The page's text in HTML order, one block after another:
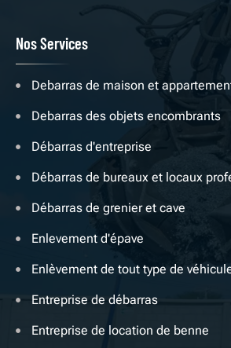
Nos Services
Debarras de maison et
Debarras des objets encombrants
Débarras d'entreprise
Débarras de bureaux et locaux
Débarras de grenier et cave
Enlevement d'épave
Enlèvement de tout type de
Entreprise de débarras
Entreprise de location de benne